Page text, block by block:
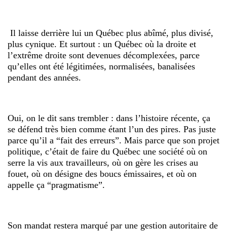
Il laisse derrière lui un Québec plus abîmé, plus divisé,
plus cynique. Et surtout : un Québec où la droite et
l’extrême droite sont devenues décomplexées, parce
qu’elles ont été légitimées, normalisées, banalisées
pendant des années.
Oui, on le dit sans trembler : dans l’histoire récente, ça
se défend très bien comme étant l’un des pires. Pas juste
parce qu’il a “fait des erreurs”. Mais parce que son projet
politique, c’était de faire du Québec une société où on
serre la vis aux travailleurs, où on gère les crises au
fouet, où on désigne des boucs émissaires, et où on
appelle ça “pragmatisme”.
Son mandat restera marqué par une gestion autoritaire de